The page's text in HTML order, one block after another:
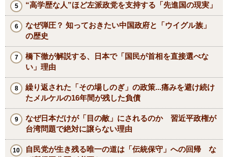
“高学歴な人”ほど左派政党を支持する「先進国の現実」
なぜ弾圧？ 知っておきたい中国政府と「ウイグル族」
の歴史
橋下徹が解説する、日本で「国民が首相を直接選べな
い」理由
繰り返された「その場しのぎ」の政策...痛みを避け続け
たメルケルの16年間が残した負債
なぜ日本だけが「目の敵」にされるのか 習近平政権が
台湾問題で絶対に譲らない理由
自民党が生き残る唯一の道は「伝統保守」への回帰 な